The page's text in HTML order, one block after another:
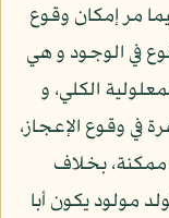
مر إمكان وقوع
في الوجود و هي
الكلي، و
في وقوع الإعجاز،
بخلاف
مولود يكون أبا